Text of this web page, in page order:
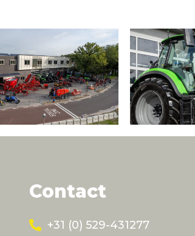
Contact
+31 (0) 529-431277